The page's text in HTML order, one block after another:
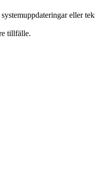
eller
tillfälle.